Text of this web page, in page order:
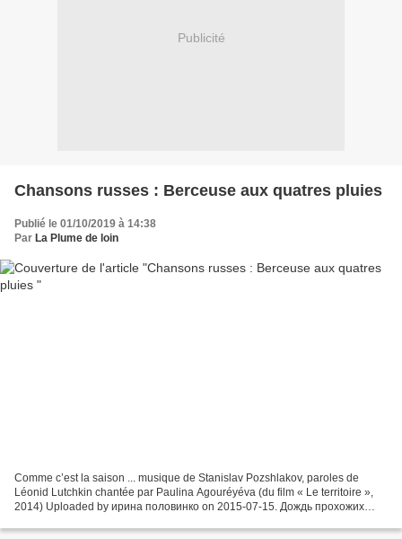
Publicité
Chansons russes : Berceuse aux quatres pluies
Publié le 01/10/2019 à 14:38
Par La Plume de loin
Comme с’est la saison ... musique de Stanislav Pozshlakov, paroles de
Léonid Lutchkin chantée par Paulina Agouréyéva (du film « Le territoire »,
2014) Uploaded by ирина половинко on 2015-07-15. Дождь прохожих